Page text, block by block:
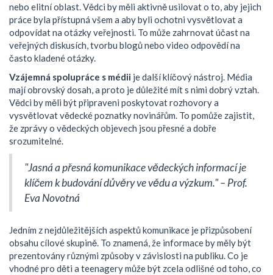
nebo elitní oblast. Vědci by měli aktivně usilovat o to, aby jejich
práce byla přístupná všem a aby byli ochotni vysvětlovat a
odpovídat na otázky veřejnosti. To může zahrnovat účast na
veřejných diskusích, tvorbu blogů nebo video odpovědí na
často kladené otázky.
Vzájemná spolupráce s médii je další klíčový nástroj. Média
mají obrovský dosah, a proto je důležité mít s nimi dobrý vztah.
Vědci by měli být připraveni poskytovat rozhovory a
vysvětlovat vědecké poznatky novinářům. To pomůže zajistit,
že zprávy o vědeckých objevech jsou přesné a dobře
srozumitelné.
"Jasná a přesná komunikace vědeckých informací je
klíčem k budování důvěry ve vědu a výzkum." – Prof.
Eva Novotná
Jedním z nejdůležitějších aspektů komunikace je přizpůsobení
obsahu cílové skupině. To znamená, že informace by měly být
prezentovány různými způsoby v závislosti na publiku. Co je
vhodné pro děti a teenagery může být zcela odlišné od toho, co